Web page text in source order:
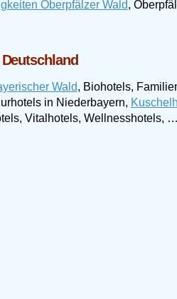
Oberpfälzer Wald,
Wald, Biohotels,
in Niederbayern,
Vitalhotels, Wellnesshotels, …